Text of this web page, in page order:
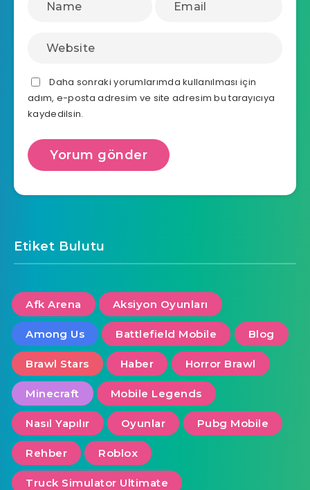
Daha sonraki yorumlarımda kullanılması için
adım, e-posta adresim ve site adresim bu tarayıcıya
kaydedilsin.
Etiket Bulutu
Afk Arena Aksiyon Oyunları
Among Us Battlefield Mobile Blog
Brawl Stars Haber Horror Brawl
Minecraft Mobile Legends
Nasıl Yapılır Oyunlar Pubg Mobile
Rehber Roblox
Truck Simulator Ultimate